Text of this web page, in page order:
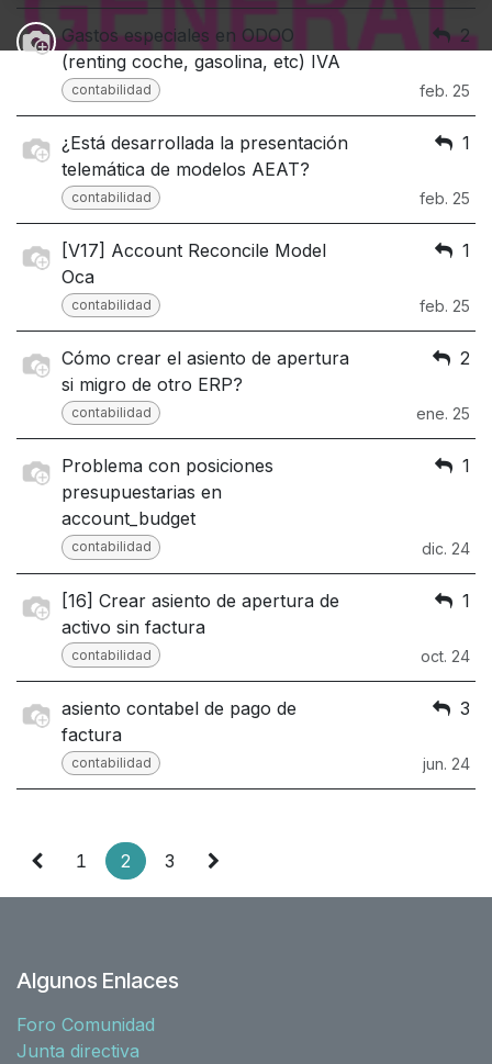
Gastos especiales en ODOO
(renting coche, gasolina, etc) IVA
contabilidad
2
feb. 25
¿Está desarrollada la presentación
telemática de modelos AEAT?
contabilidad
1
feb. 25
[V17] Account Reconcile Model
Oca
contabilidad
1
feb. 25
Cómo crear el asiento de apertura
si migro de otro ERP?
contabilidad
2
ene. 25
Problema con posiciones
presupuestarias en
account_budget
contabilidad
1
dic. 24
[16] Crear asiento de apertura de
activo sin factura
contabilidad
1
oct. 24
asiento contabel de pago de
factura
contabilidad
3
jun. 24
1 2 3
Algunos Enlaces
Foro Comunidad
Junta directiva